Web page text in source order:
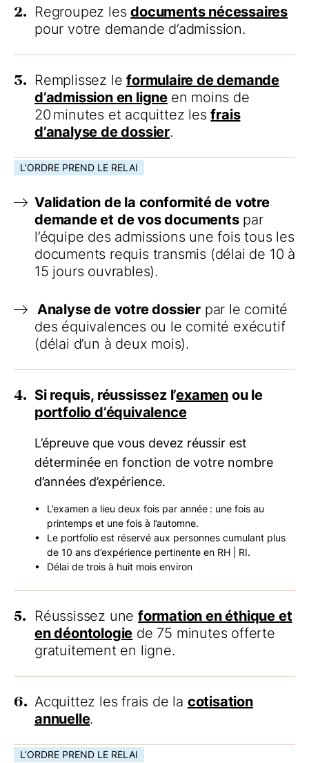
2. Regroupez lesdocuments nécessaires
pour votre demande d’admission.
3. Remplissez leformulaire de demande
d’admission en ligne en moins de
20 minutes et acquittez lesfrais
d’analyse de dossier.
L’ORDRE PREND LE RELAI
Validation de la conformité de votre
demande et de vos documentspar
l’équipe des admissions une fois tous les
documents requis transmis (délai de 10 à
15 jours ouvrables).
Analyse de votre dossier par le comité
des équivalences ou le comité exécutif
(délai d’un à deux mois).
4. Si requis, réussissez l’examen ou le
portfolio d’équivalence
L’épreuve que vous devez réussir est
déterminée en fonction de votre nombre
d’années d’expérience.
L’examen a lieu deux fois par année : une fois au
printemps et une fois à l’automne.
Le portfolio est réservé aux personnes cumulant plus
de 10 ans d’expérience pertinente en RH | RI.
Délai de trois à huit mois environ
5. Réussissez une formation en éthique et
en déontologie de 75 minutes offerte
gratuitement en ligne.
6. Acquittez les frais de la cotisation
annuelle.
L’ORDRE PREND LE RELAI